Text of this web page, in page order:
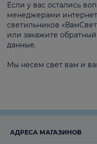
Если у вас остались
менеджерами
светильников
или закажите
данные.
Мы несем свет вам и
АДРЕСА МАГАЗИНОВ